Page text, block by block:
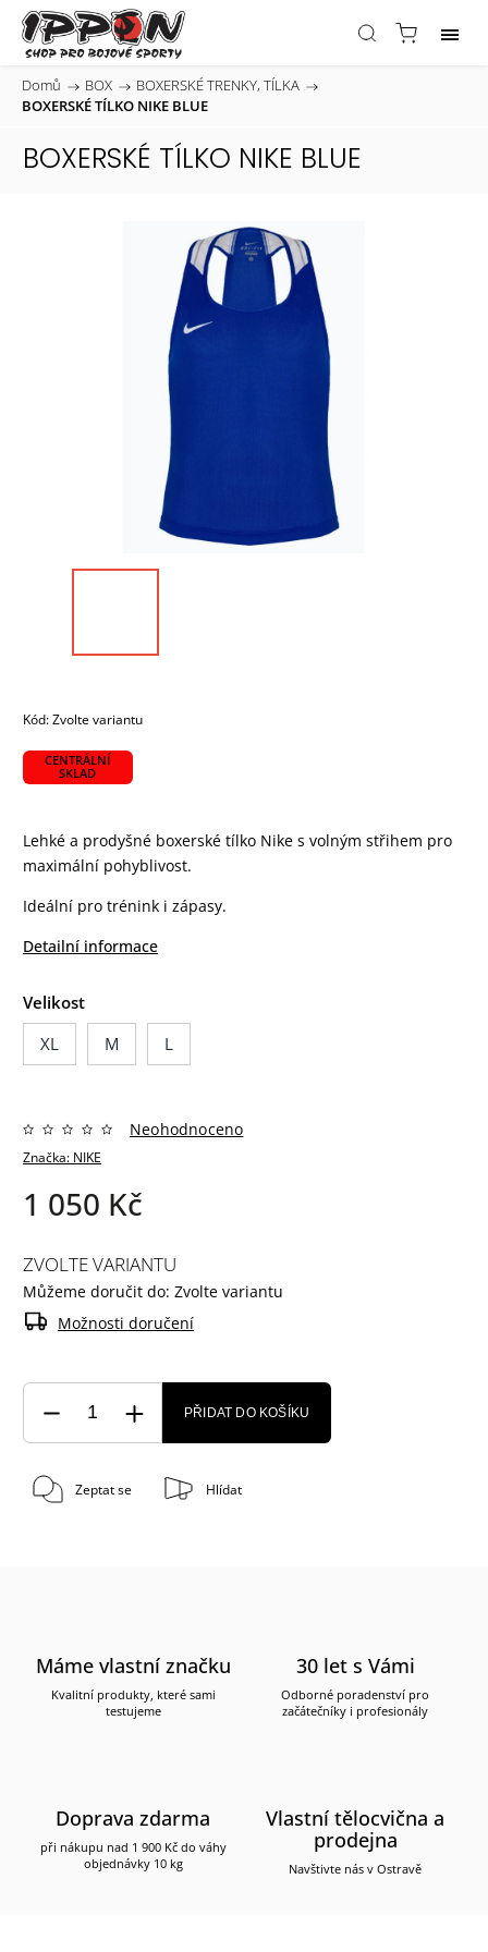
Domů / BOX / BOXERSKÉ TRENKY, TÍLKA /
BOXERSKÉ TÍLKO NIKE BLUE
BOXERSKÉ TÍLKO NIKE BLUE
Kód:Zvolte variantu
CENTRÁLNÍ
SKLAD
Lehké a prodyšné boxerské tílko Nike s volným střihem pro
maximální pohyblivost.
Ideální pro trénink i zápasy.
Detailní informace
Velikost
XL
M L
Značka: NIKE
Neohodnoceno
1 050 Kč
ZVOLTE VARIANTU
Můžeme doručit do: Zvolte variantu
Možnosti doručení
PŘIDAT DO KOŠÍKU
Zeptat se Hlídat
Máme vlastní značku
Kvalitní produkty, které sami
testujeme
30 let s Vámi
Odborné poradenství pro
začátečníky i profesionály
Doprava zdarma
při nákupu nad 1 900 Kč do váhy
objednávky 10 kg
Vlastní tělocvična a
prodejna
Navštivte nás v Ostravě